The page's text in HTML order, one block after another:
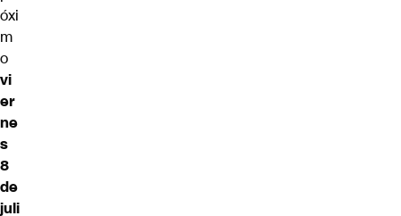
óxi
m
o
vi
er
ne
s
8
de
juli